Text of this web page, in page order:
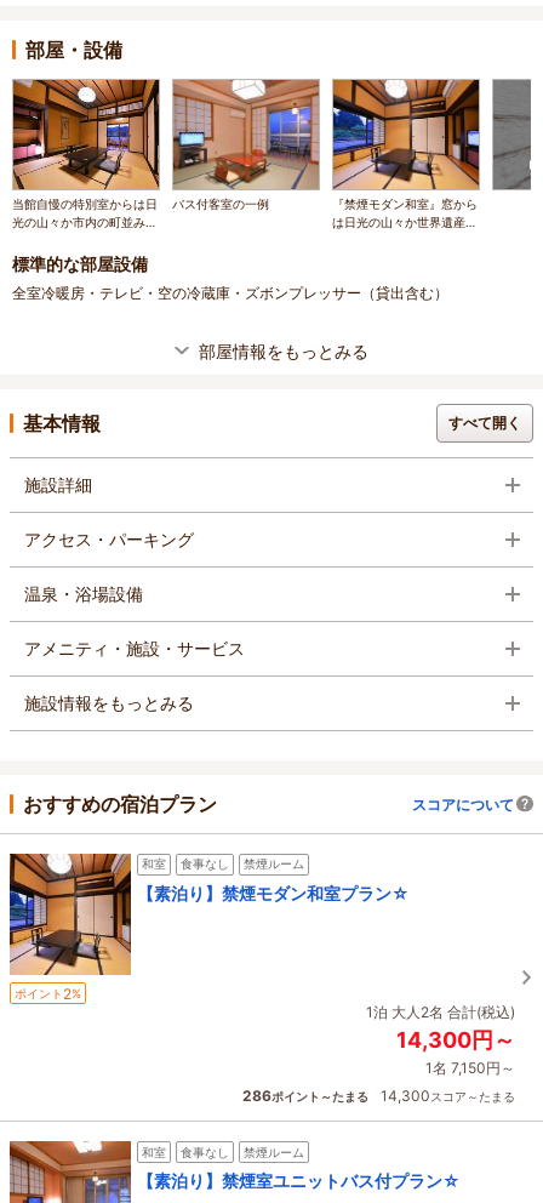
部屋・設備
当館自慢の特別室からは日
光の山々か市内の町並みが
バス付客室の一例
『禁煙モダン和室』窓から
は日光の山々か世界遺産の
標準的な部屋設備
全室冷暖房・テレビ・空の冷蔵庫・ズボンプレッサー（貸出含む）
部屋情報をもっとみる
基本情報 すべて開く
施設詳細
アクセス・パーキング
温泉・浴場設備
アメニティ・施設・サービス
施設情報をもっとみる
おすすめの宿泊プラン スコアについて
和室 食事なし 禁煙ルーム
【素泊り】禁煙モダン和室プラン☆
ポイント 2%
1泊 大人2名 合計(税込)
14,300円～
1名 7,150円～
286ポイント～たまる 14,300スコア～たまる
和室 食事なし 禁煙ルーム
【素泊り】禁煙室ユニットバス付プラン☆